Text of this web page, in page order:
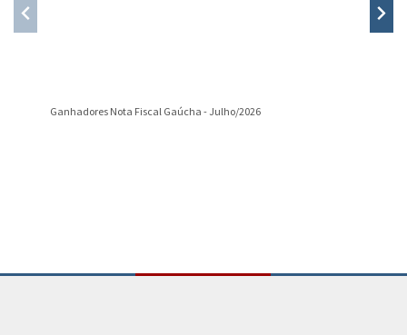
Ganhadores Nota Fiscal Gaúcha - Julho/2026